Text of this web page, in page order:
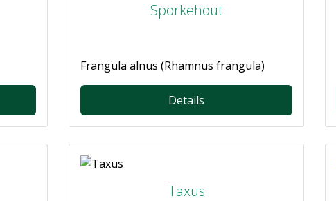
Sporkehout
Frangula alnus (Rhamnus frangula)
Details
Taxus